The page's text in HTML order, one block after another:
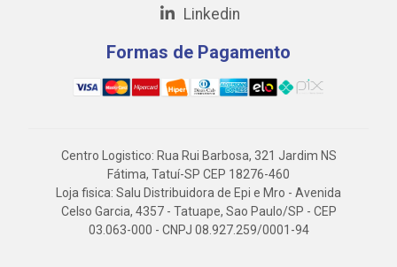
Linkedin
Formas de Pagamento
Centro Logistico: Rua Rui Barbosa, 321 Jardim NS
Fátima, Tatuí-SP CEP 18276-460
Loja fisica: Salu Distribuidora de Epi e Mro - Avenida
Celso Garcia, 4357 - Tatuape, Sao Paulo/SP - CEP
03.063-000 - CNPJ 08.927.259/0001-94